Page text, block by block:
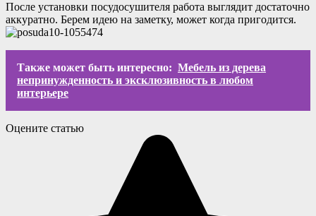
После установки посудосушителя работа выглядит достаточно
аккуратно. Берем идею на заметку, может когда пригодится.
Также может быть интересно: Мебель из дерева
непринужденность и эксклюзивность в любом
интерьере
Оцените статью